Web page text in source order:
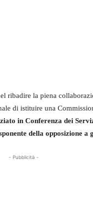
ribadire la piena
di istituire una
in Conferenza dei
della opposizione
- Pubblicità -